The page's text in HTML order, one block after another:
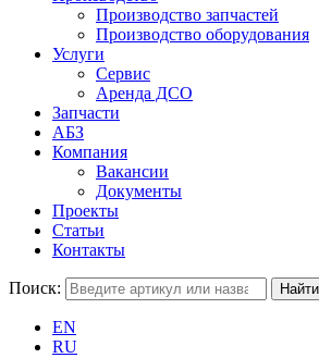
Производство запчастей
Производство оборудования
Услуги
Сервис
Аренда ДСО
Запчасти
АБЗ
Компания
Вакансии
Документы
Проекты
Статьи
Контакты
Поиск:
EN
RU